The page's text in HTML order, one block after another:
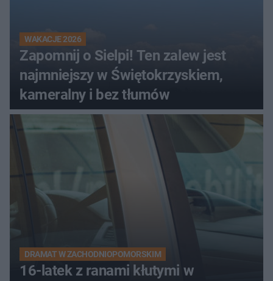
WAKACJE 2026
Zapomnij o Sielpi! Ten zalew jest
najmniejszy w Świętokrzyskiem,
kameralny i bez tłumów
DRAMAT W ZACHODNIOPOMORSKIM
16-latek z ranami kłutymi w